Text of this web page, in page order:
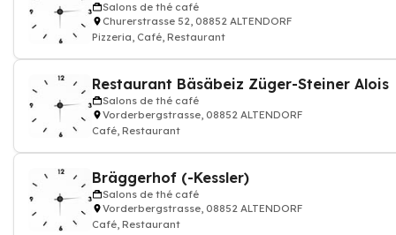
Salons de thé café
Churerstrasse 52, 08852 ALTENDORF
Pizzeria, Café, Restaurant
Restaurant Bäsäbeiz Züger-Steiner Alois
Salons de thé café
Vorderbergstrasse, 08852 ALTENDORF
Café, Restaurant
Bräggerhof (-Kessler)
Salons de thé café
Vorderbergstrasse, 08852 ALTENDORF
Café, Restaurant